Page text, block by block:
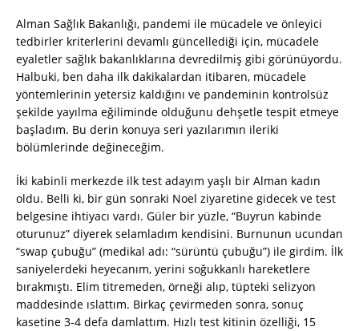
Alman Sağlık Bakanlığı, pandemi ile mücadele ve önleyici
tedbirler kriterlerini devamlı güncellediği için, mücadele
eyaletler sağlık bakanlıklarına devredilmiş gibi görünüyordu.
Halbuki, ben daha ilk dakikalardan itibaren, mücadele
yöntemlerinin yetersiz kaldığını ve pandeminin kontrolsüz
şekilde yayılma eğiliminde olduğunu dehşetle tespit etmeye
başladım. Bu derin konuya seri yazılarımın ileriki
bölümlerinde değineceğim.
İki kabinli merkezde ilk test adayım yaşlı bir Alman kadın
oldu. Belli ki, bir gün sonraki Noel ziyaretine gidecek ve test
belgesine ihtiyacı vardı. Güler bir yüzle, “Buyrun kabinde
oturunuz” diyerek selamladım kendisini. Burnunun ucundan
“swap çubuğu” (medikal adı: “sürüntü çubuğu”) ile girdim. İlk
saniyelerdeki heyecanım, yerini soğukkanlı hareketlere
bırakmıştı. Elim titremeden, örneği alıp, tüpteki selizyon
maddesinde ıslattım. Birkaç çevirmeden sonra, sonuç
kasetine 3-4 defa damlattım. Hızlı test kitinin özelliği, 15